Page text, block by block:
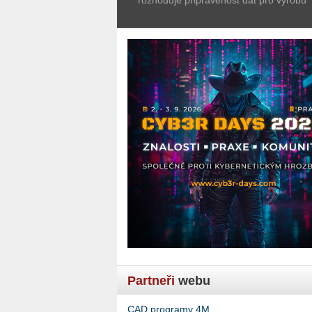
Partneři webu
CAD programy 4M